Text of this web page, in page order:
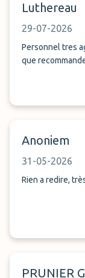
Luthereau
29-07-2026
Personnel tres
que
Anoniem
31-05-2026
Rien a redire,
PRUNIER